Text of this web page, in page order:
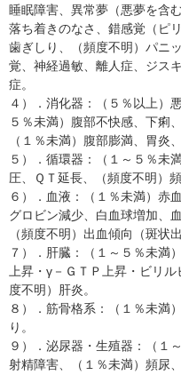
睡眠障害、異常夢（悪夢を含
落ち着きのなさ、錯感覚（ピ
歯ぎしり、（頻度不明）パニ
覚、神経過敏、離人症、ジス
症。
４）．消化器：（５％以上）
５％未満）腹部不快感、下痢
（１％未満）腹部膨満、胃炎
５）．循環器：（１～５％未
圧、ＱＴ延長、（頻度不明）頻
６）．血液：（１％未満）赤
グロビン減少、白血球増加、
（頻度不明）出血傾向（斑状
７）．肝臓：（１～５％未満
上昇・γ－ＧＴＰ上昇・ビリ
度不明）肝炎。
８）．筋骨格系：（１％未満
り。
９）．泌尿器・生殖器：（１
射精障害、（１％未満）頻尿